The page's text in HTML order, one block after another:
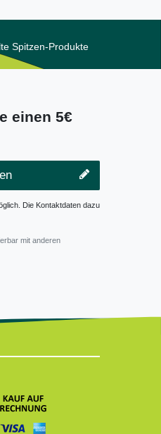
Spitzen-Produkte
einen 5€
Die Kontaktdaten dazu
mit anderen